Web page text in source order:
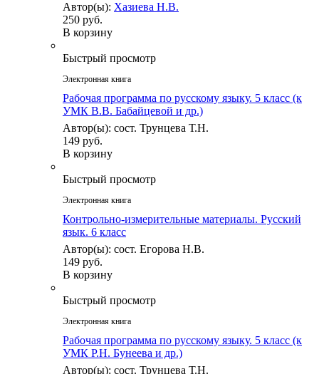
Автор(ы): Хазиева Н.В.
250 руб.
В корзину
Быстрый просмотр
Электронная книга
Рабочая программа по русскому языку. 5 класс (к
УМК В.В. Бабайцевой и др.)
Автор(ы): сост. Трунцева Т.Н.
149 руб.
В корзину
Быстрый просмотр
Электронная книга
Контрольно-измерительные материалы. Русский
язык. 6 класс
Автор(ы): сост. Егорова Н.В.
149 руб.
В корзину
Быстрый просмотр
Электронная книга
Рабочая программа по русскому языку. 5 класс (к
УМК Р.Н. Бунеева и др.)
Автор(ы): сост. Трунцева Т.Н.